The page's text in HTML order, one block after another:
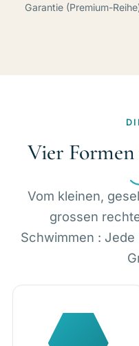
Garantie (Premium-
Vier
Vom kleinen,
grossen
Schwimmen :